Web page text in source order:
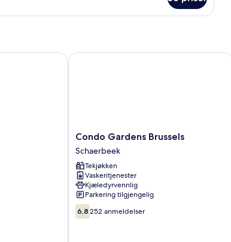
Condo
Gardens
Brussels
Schaerbeek
Condo Gardens Brussels
Schaerbeek
Tekjøkken
Vaskeritjenester
Kjæledyrvennlig
Parkering tilgjengelig
6.8
av
6,8 252 anmeldelser
Condo Gardens Brussels